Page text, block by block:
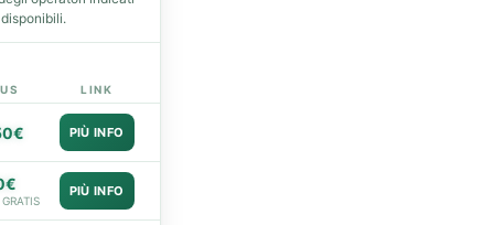
LINK
PIÙ INFO
PIÙ INFO